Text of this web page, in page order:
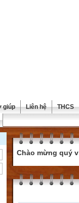
giúp Liên hệ
THCS
Chào mừng quý